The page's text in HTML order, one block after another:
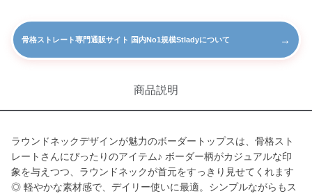
骨格ストレート専門通販サイト 国内No1規模Stladyについて →
商品説明
ラウンドネックデザインが魅力のボーダートップスは、骨格スト
レートさんにぴったりのアイテム♪ ボーダー柄がカジュアルな印
象を与えつつ、ラウンドネックが首元をすっきり見せてくれます
◎ 軽やかな素材感で、デイリー使いに最適。シンプルながらもス